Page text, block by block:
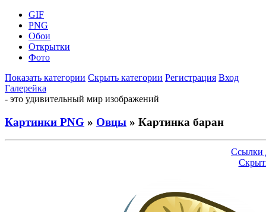
GIF
PNG
Обои
Открытки
Фото
Показать категории Скрыть категории Регистрация Вход
Галерейка
- это удивительный мир изображений
Картинки PNG » Овцы » Картинка баран
Ссылки